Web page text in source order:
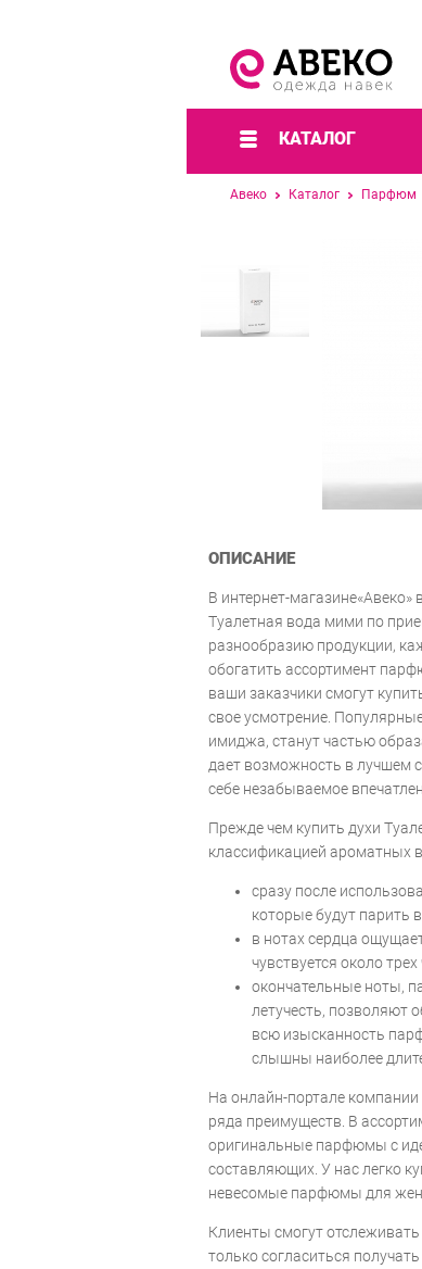
КАТАЛОГ
Авеко Каталог Парфюм
ОПИСАНИЕ
В интернет-
Туалетная вода мими по
разнообразию продукции,
обогатить ассортимент
ваши заказчики смогут
свое усмотрение.
имиджа, станут частью
дает возможность в лучшем
себе незабываемое
Прежде чем купить духи
классификацией ароматных
сразу после
которые будут парить
в нотах сердца
чувствуется около трех
окончательные ноты,
летучесть, позволяют
всю изысканность
слышны наиболее
На онлайн-портале компании
ряда преимуществ. В
оригинальные парфюмы с
составляющих. У нас легко
невесомые парфюмы для
Клиенты смогут
только согласиться